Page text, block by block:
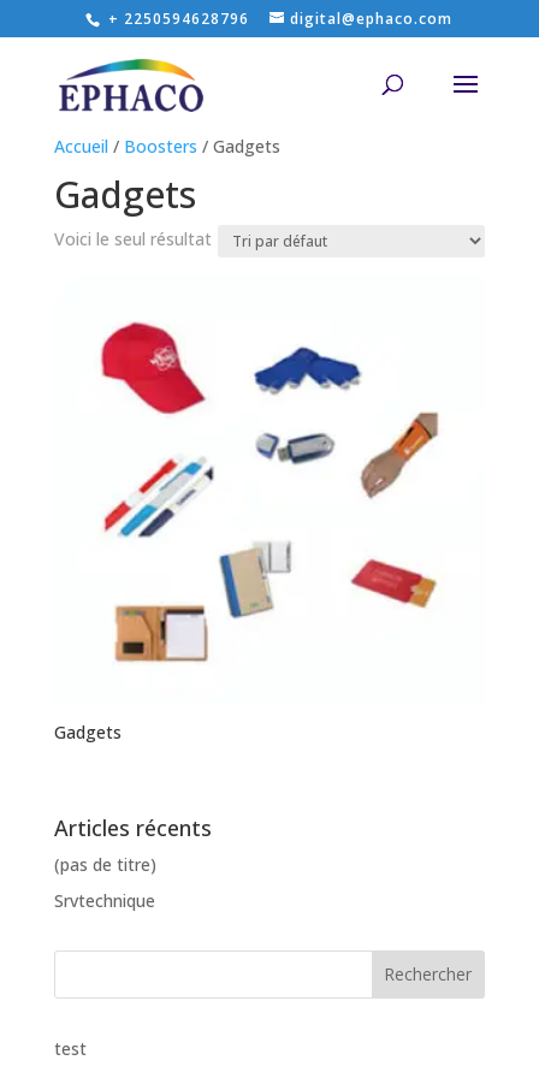
+ 2250594628796 digital@ephaco.com
Accueil / Boosters / Gadgets
Gadgets
Voici le seul résultat
Gadgets
Articles récents
(pas de titre)
Srvtechnique
test